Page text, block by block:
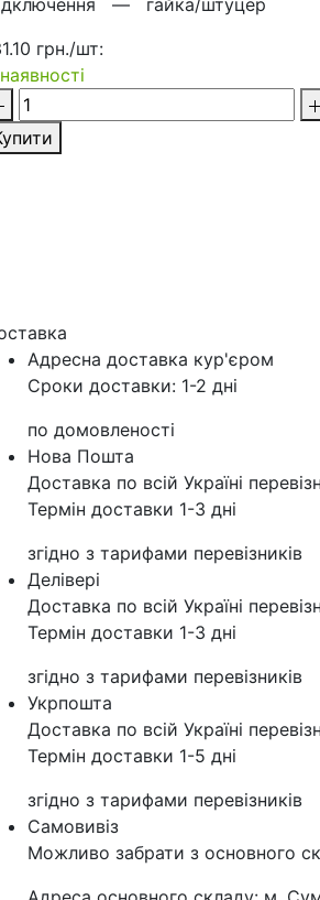
грн./шт:
Адресна доставка кур'‎єром
Сроки доставки: 1-2 дні
по домовленості
Нова Пошта
Доставка по всій Україні
Термін доставки 1-3 дні
згідно з тарифами перевізників
Делівері
Доставка по всій Україні
Термін доставки 1-3 дні
згідно з тарифами перевізників
Укрпошта
Доставка по всій Україні
Термін доставки 1-5 дні
згідно з тарифами перевізників
Самовивіз
Можливо забрати з основного